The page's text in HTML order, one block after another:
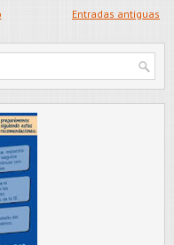
Entradas antiguas